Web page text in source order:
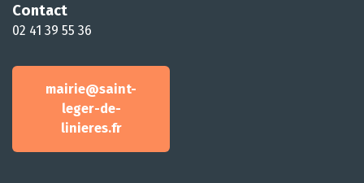
Contact
02 41 39 55 36
mairie@saint-
leger-de-
linieres.fr